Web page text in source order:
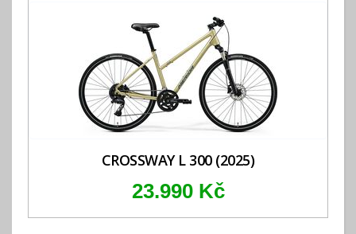
CROSSWAY L 300 (2025)
23.990 Kč